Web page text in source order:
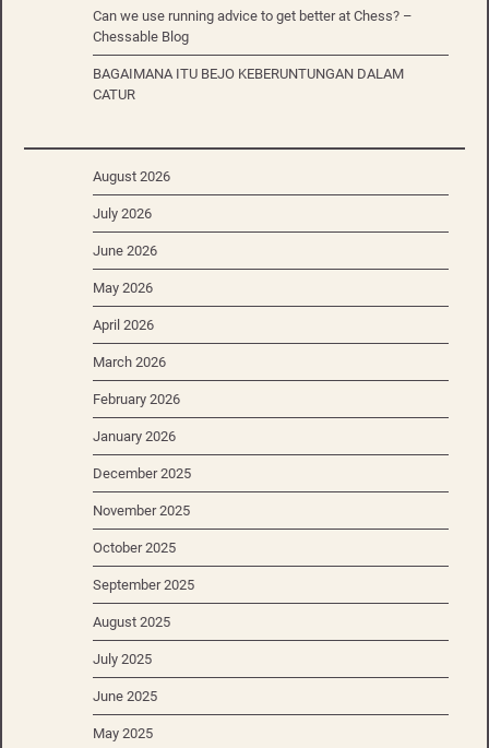
Can we use running advice to get better at Chess? –
Chessable Blog
BAGAIMANA ITU BEJO KEBERUNTUNGAN DALAM
CATUR
August 2026
July 2026
June 2026
May 2026
April 2026
March 2026
February 2026
January 2026
December 2025
November 2025
October 2025
September 2025
August 2025
July 2025
June 2025
May 2025